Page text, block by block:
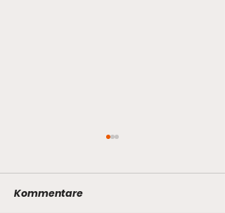
Kommentare